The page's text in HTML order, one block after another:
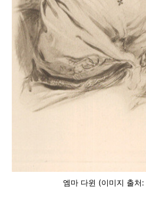
엠마 다윈 (이미지 출처: